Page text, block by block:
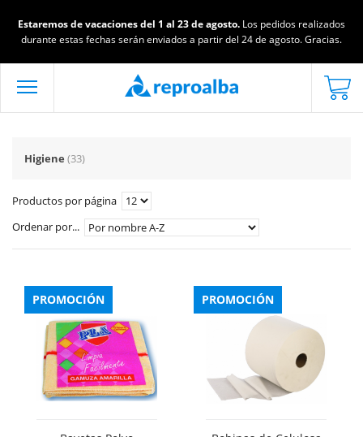
Estaremos de vacaciones del 1 al 23 de agosto. Los pedidos realizados
durante estas fechas serán enviados a partir del 24 de agosto. Gracias.
Higiene (33)
Productos por página
Ordenar por...
PROMOCIÓN PROMOCIÓN